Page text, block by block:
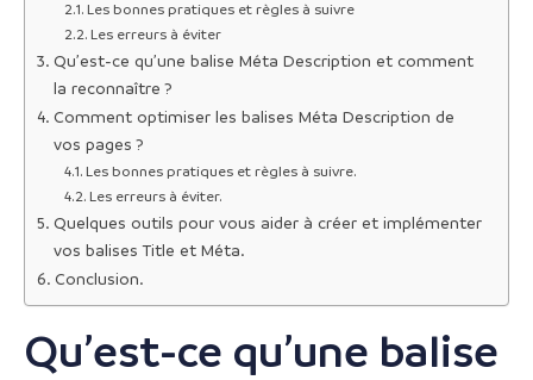
Les bonnes pratiques et règles à suivre
Les erreurs à éviter
Qu’est-ce qu’une balise Méta Description et comment
la reconnaître ?
Comment optimiser les balises Méta Description de
vos pages ?
Les bonnes pratiques et règles à suivre.
Les erreurs à éviter.
Quelques outils pour vous aider à créer et implémenter
vos balises Title et Méta.
Conclusion.
Qu’est-ce qu’une balise